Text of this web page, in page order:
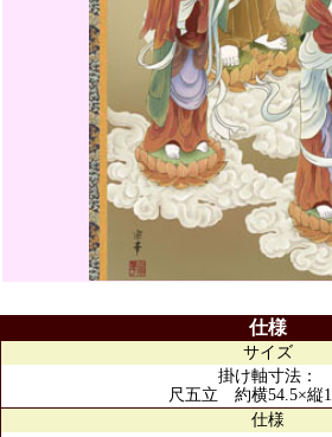
仕様
サイズ
掛け軸寸法：
尺五立 約横54.5×縦
仕様